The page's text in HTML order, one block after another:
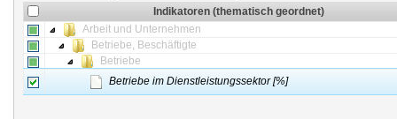
Indikatoren (thematisch geordnet)
Arbeit und Unternehmen
Betriebe, Beschäftigte
Betriebe
Betriebe im Dienstleistungssektor [%]